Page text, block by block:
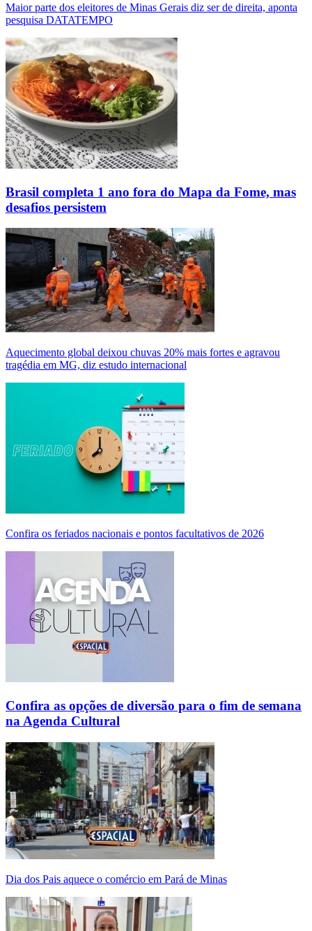
Maior parte dos eleitores de Minas Gerais diz ser de direita, aponta
pesquisa DATATEMPO
Brasil completa 1 ano fora do Mapa da Fome, mas
desafios persistem
Aquecimento global deixou chuvas 20% mais fortes e agravou
tragédia em MG, diz estudo internacional
Confira os feriados nacionais e pontos facultativos de 2026
Confira as opções de diversão para o fim de semana
na Agenda Cultural
Dia dos Pais aquece o comércio em Pará de Minas